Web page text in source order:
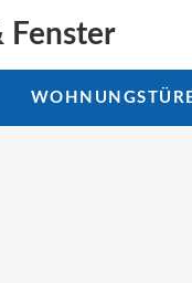
Fenster